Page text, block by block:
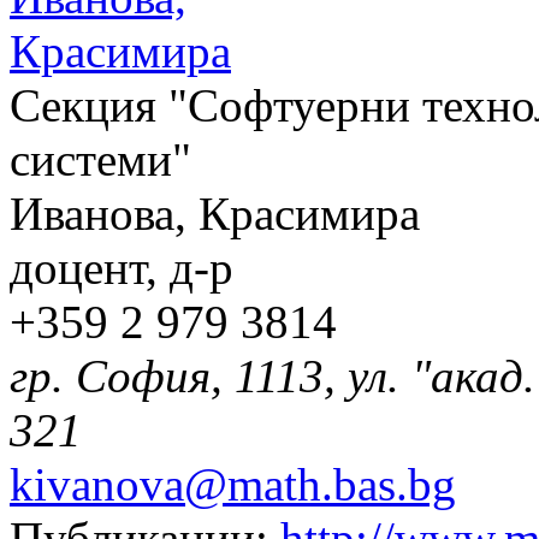
Секция "Софтуерни
системи"
Иванова, Красимира
доцент, д-р
+359 2 979 3814
гр. София, 1113, ул.
321
kivanova@math.bas.bg